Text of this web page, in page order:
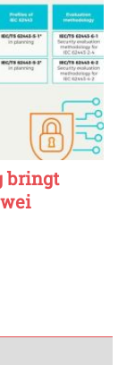
bringt